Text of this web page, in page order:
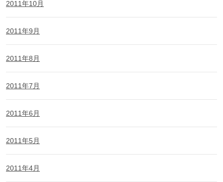
2011年10月
2011年9月
2011年8月
2011年7月
2011年6月
2011年5月
2011年4月